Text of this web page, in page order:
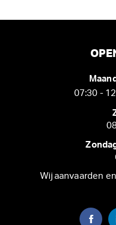
07:30 -
Wij aanvaarden